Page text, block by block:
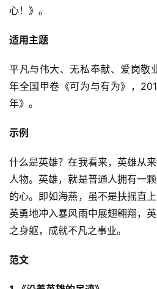
心！》。
适用主题
平凡与伟大、无私奉献、爱岗敬
年全国甲卷《可为与有为》，
年》。
示例
什么是英雄？在我看来，英雄从
人物。英雄，就是普通人拥有一
的心。即如海燕，虽不是扶摇直
英勇地冲入暴风雨中展翅翱翔，
之身躯，成就不凡之事业。
范文